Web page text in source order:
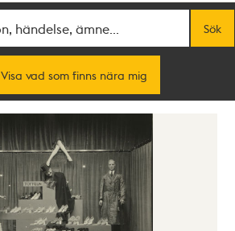
Sök
Visa vad som finns nära mig